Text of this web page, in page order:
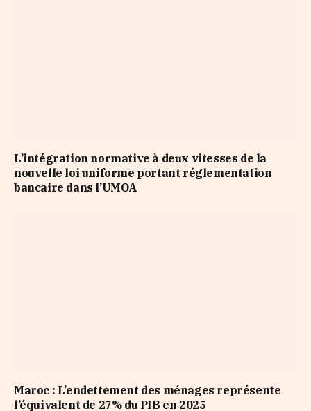
L’intégration normative à deux vitesses de la
nouvelle loi uniforme portant réglementation
bancaire dans l’UMOA
Maroc : L’endettement des ménages représente
l’équivalent de 27% du PIB en 2025